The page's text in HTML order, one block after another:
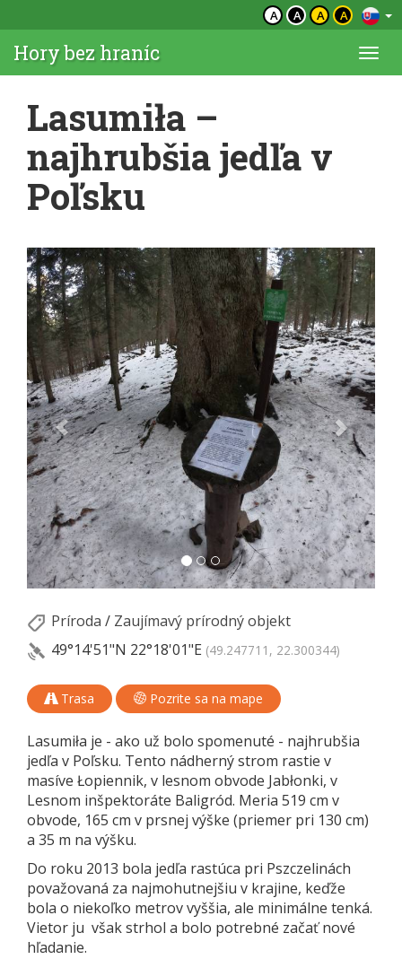
A A A A
Hory bez hraníc
Lasumiła –
najhrubšia jedľa v
Poľsku
Príroda / Zaujímavý prírodný objekt
49°14'51"N 22°18'01"E (49.247711, 22.300344)
Trasa Pozrite sa na mape
Lasumiła je - ako už bolo spomenuté - najhrubšia
jedľa v Poľsku. Tento nádherný strom rastie v
masíve Łopiennik, v lesnom obvode Jabłonki, v
Lesnom inšpektoráte Baligród. Meria 519 cm v
obvode, 165 cm v prsnej výške (priemer pri 130 cm)
a 35 m na výšku.
Do roku 2013 bola jedľa rastúca pri Pszczelinách
považovaná za najmohutnejšiu v krajine, keďže
bola o niekoľko metrov vyššia, ale minimálne tenká.
Vietor ju však strhol a bolo potrebné začať nové
hľadanie.